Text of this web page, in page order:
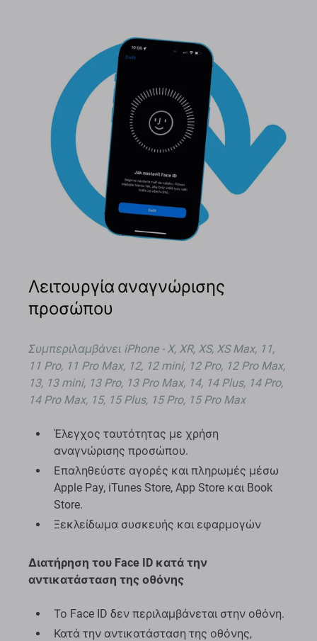
Λειτουργία αναγνώρισης
προσώπου
Συμπεριλαμβάνει iPhone - X, XR, XS, XS Max, 11,
11 Pro, 11 Pro Max, 12, 12 mini, 12 Pro, 12 Pro Max,
13, 13 mini, 13 Pro, 13 Pro Max, 14, 14 Plus, 14 Pro,
14 Pro Max, 15, 15 Plus, 15 Pro, 15 Pro Max
Έλεγχος ταυτότητας με χρήση
αναγνώρισης προσώπου.
Επαληθεύστε αγορές και πληρωμές μέσω
Apple Pay, iTunes Store, App Store και Book
Store.
Ξεκλείδωμα συσκευής και εφαρμογών
Διατήρηση του Face ID κατά την
αντικατάσταση της οθόνης
Το Face ID δεν περιλαμβάνεται στην οθόνη.
Κατά την αντικατάσταση της οθόνης,